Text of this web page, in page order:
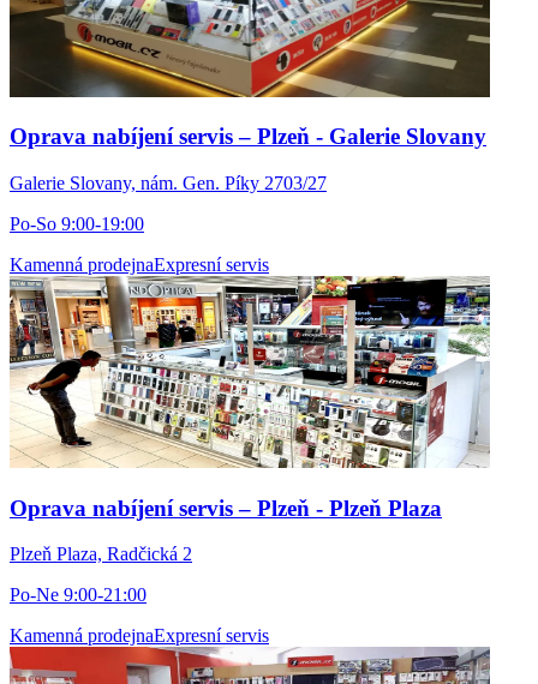
Oprava nabíjení servis – Plzeň - Galerie Slovany
Galerie Slovany, nám. Gen. Píky 2703/27
Po-So 9:00-19:00
Kamenná prodejnaExpresní servis
Oprava nabíjení servis – Plzeň - Plzeň Plaza
Plzeň Plaza, Radčická 2
Po-Ne 9:00-21:00
Kamenná prodejnaExpresní servis